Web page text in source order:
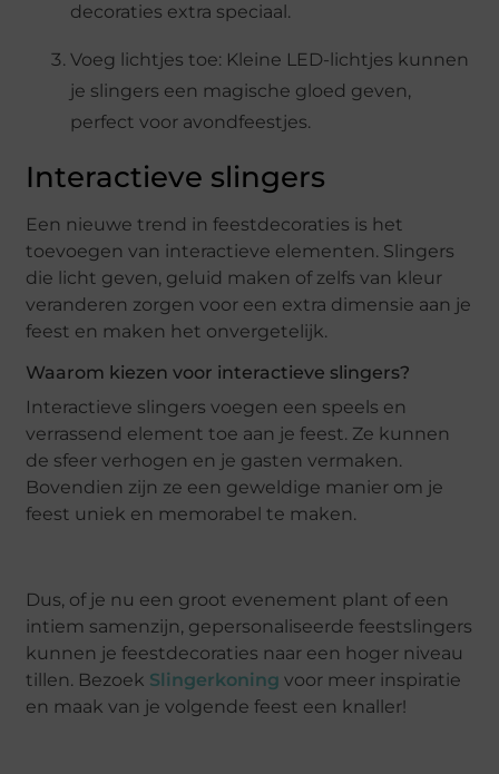
decoraties extra speciaal.
Voeg lichtjes toe: Kleine LED-lichtjes kunnen
je slingers een magische gloed geven,
perfect voor avondfeestjes.
Interactieve slingers
Een nieuwe trend in feestdecoraties is het
toevoegen van interactieve elementen. Slingers
die licht geven, geluid maken of zelfs van kleur
veranderen zorgen voor een extra dimensie aan je
feest en maken het onvergetelijk.
Waarom kiezen voor interactieve slingers?
Interactieve slingers voegen een speels en
verrassend element toe aan je feest. Ze kunnen
de sfeer verhogen en je gasten vermaken.
Bovendien zijn ze een geweldige manier om je
feest uniek en memorabel te maken.
Dus, of je nu een groot evenement plant of een
intiem samenzijn, gepersonaliseerde feestslingers
kunnen je feestdecoraties naar een hoger niveau
tillen. Bezoek Slingerkoning voor meer inspiratie
en maak van je volgende feest een knaller!